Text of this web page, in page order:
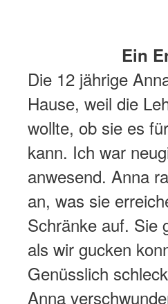
Ein
Die 12 jährige
Hause, weil die
wollte, ob sie es
kann. Ich war
anwesend. Anna
an, was sie
Schränke auf. Sie
als wir gucken
Genüsslich
Anna